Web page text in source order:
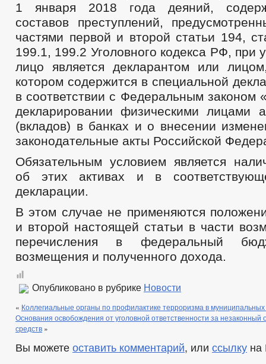
1 января 2018 года деяний,
составов преступлений,
частями первой и второй статьи 194,
199.1, 199.2 Уголовного кодекса РФ, при
лицо является декларантом или
котором содержится в специальной
в соответствии с Федеральным законом
декларировании физическими лицами
(вкладов) в банках и о внесении
законодательные акты Российской
Обязательным условием является
об этих активах и в
декларации.
В этом случае не применяются
и второй настоящей статьи в части
перечисления в федеральный
возмещения и полученного дохода.
Опубликовано в рубрике Новости
« Коллегиальные органы по профилактике терроризма в
Основания освобождения от уголовной ответственности за незаконный
средств »
Вы можете оставить комментарий, или ссылку на